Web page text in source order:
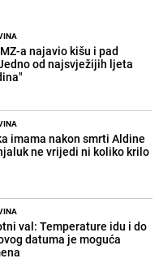
a najavio kišu i pad
od najsvježijih ljeta
imama nakon smrti Aldine
ne vrijedi ni koliko krilo
val: Temperature idu i do
datuma je moguća